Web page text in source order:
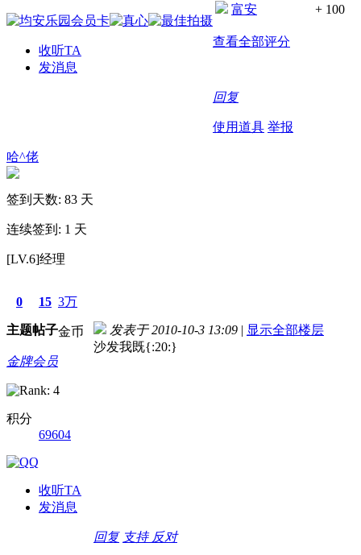
收听TA
发消息
富安
+ 100
查看全部评分
回复
使用道具 举报
哈^佬
签到天数: 83 天
连续签到: 1 天
[LV.6]经理
0
主题
15
帖子
3万
金币
金牌会员
积分
69604
收听TA
发消息
发表于 2010-10-3 13:09 | 显示全部楼层
沙发我既{:20:}
回复 支持 反对